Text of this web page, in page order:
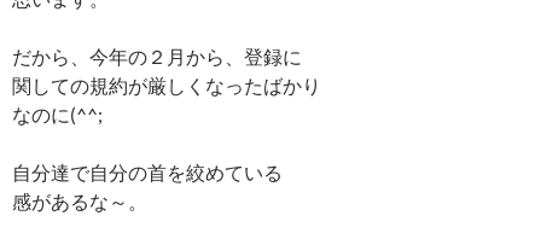
だから、今年の２月から、登録に
関しての規約が厳しくなったばかり
なのに(^^;
自分達で自分の首を絞めている
感があるな～。